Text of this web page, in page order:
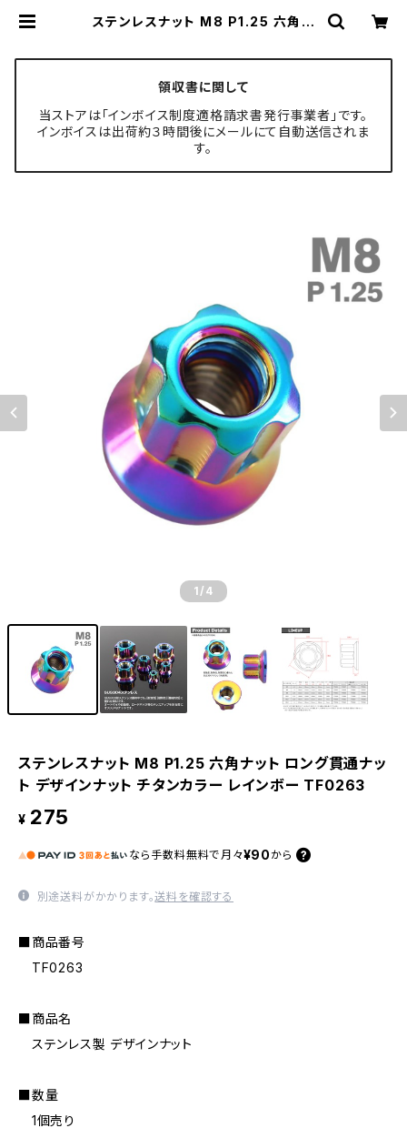
ステンレスナット M8 P1.25 六角ナ
TECH-MASTER ボルト専門店
領収書に関して
当ストアは「インボイス制度適格請求書発行事業者」です。
インボイスは出荷約３時間後にメールにて自動送信されま
す。
1 /4
ステンレスナット M8 P1.25 六角ナット ロング貫通ナッ
ト デザインナット チタンカラー レインボー TF0263
¥ 275
なら 手数料無料で 月々¥90 から
別途送料がかかります。送料を確認する
■商品番号
TF0263
■商品名
ステンレス製 デザインナット
■数量
1個売り